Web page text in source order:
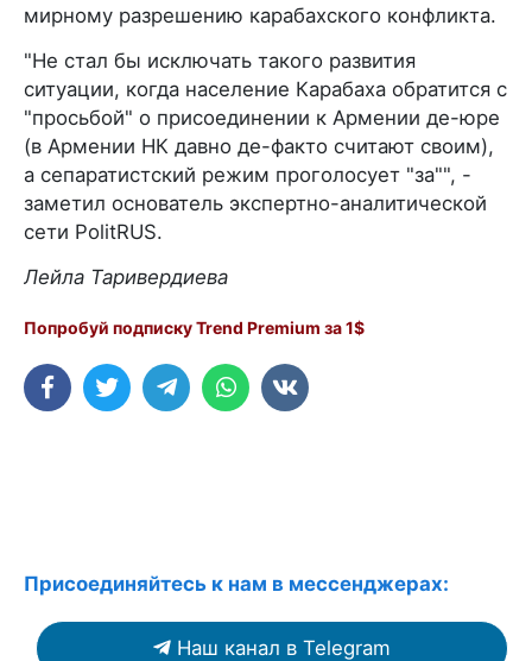
мирному разрешению карабахского конфликта.
"Не стал бы исключать такого развития
ситуации, когда население Карабаха обратится с
"просьбой" о присоединении к Армении де-юре
(в Армении НК давно де-факто считают своим),
а сепаратистский режим проголосует "за"", -
заметил основатель экспертно-аналитической
сети PolitRUS.
Лейла Таривердиева
Попробуй подписку Trend Premium за 1$
Присоединяйтесь к нам в мессенджерах:
Наш канал в Telegram